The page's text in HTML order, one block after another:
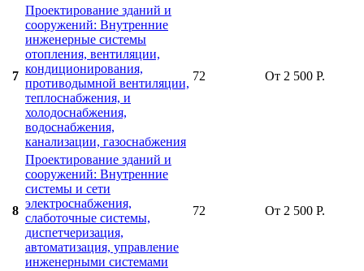
7
Проектирование зданий и
сооружений: Внутренние
инженерные системы
отопления, вентиляции,
кондиционирования,
противодымной вентиляции,
теплоснабжения, и
холодоснабжения,
водоснабжения,
канализации, газоснабжения
72 От 2 500 Р.
8
Проектирование зданий и
сооружений: Внутренние
системы и сети
электроснабжения,
слаботочные системы,
диспетчеризация,
автоматизация, управление
инженерными системами
72 От 2 500 Р.